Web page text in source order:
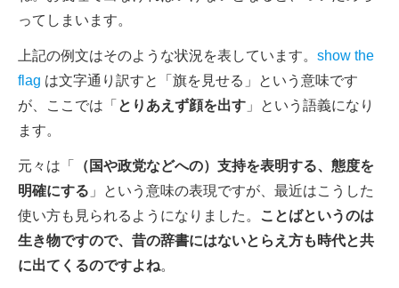
ってしまいます。
上記の例文はそのような状況を表しています。 show the
flag は文字通り訳すと「旗を見せる」という意味です
が、ここでは「 とりあえず顔を出す 」という語義になり
ます。
元々は「
（国や政党などへの）支持を表明する、態度を
明確にする 」という意味の表現ですが、最近はこうした
使い方も見られるようになりました。
ことばというのは
生き物ですので、昔の辞書にはないとらえ方も時代と共
に出てくるのですよね。